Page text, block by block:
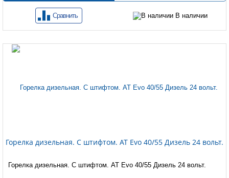
Сравнить В наличии
Горелка дизельная. С штифтом. AT Evo 40/55 Дизель 24 вольт.
Горелка дизельная. С штифтом. AT Evo 40/55 Дизель 24 вольт.